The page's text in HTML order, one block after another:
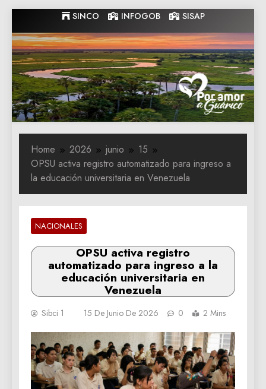
to
content
SINCO INFOGOB SISAP
Gobernacion
de Guarico
Gobernacion de Guarico
Home 2026 junio
15
OPSU activa registro automatizado para ingreso a
la educación universitaria en Venezuela
NACIONALES
OPSU activa registro
automatizado para ingreso a la
educación universitaria en
Venezuela
Sibci 1 15 De Junio De 2026 0 2 Mins